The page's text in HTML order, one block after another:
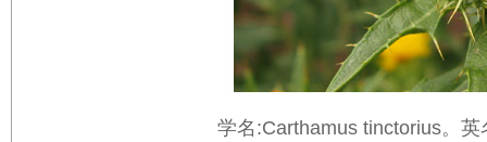
学名:Carthamus tinctorius。